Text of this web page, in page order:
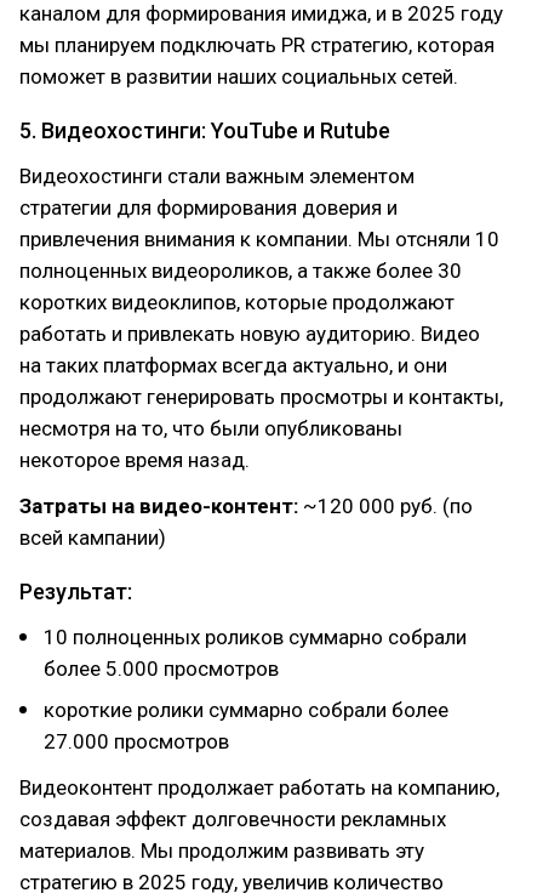
каналом для формирования имиджа, и в 2025 году
мы планируем подключать PR стратегию, которая
поможет в развитии наших социальных сетей.
5. Видеохостинги: YouTube и Rutube
Видеохостинги стали важным элементом
стратегии для формирования доверия и
привлечения внимания к компании. Мы отсняли 10
полноценных видеороликов, а также более 30
коротких видеоклипов, которые продолжают
работать и привлекать новую аудиторию. Видео
на таких платформах всегда актуально, и они
продолжают генерировать просмотры и контакты,
несмотря на то, что были опубликованы
некоторое время назад.
Затраты на видео-контент: ~120 000 руб. (по
всей кампании)
Результат:
10 полноценных роликов суммарно собрали
более 5.000 просмотров
короткие ролики суммарно собрали более
27.000 просмотров
Видеоконтент продолжает работать на компанию,
создавая эффект долговечности рекламных
материалов. Мы продолжим развивать эту
стратегию в 2025 году, увеличив количество